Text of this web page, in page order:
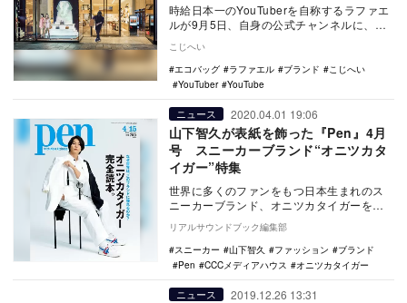
で!?」
時給日本一のYouTuberを自称するラファエ
ルが9月5日、自身の公式チャンネルに、
ら世界…
こじへい
エコバッグ
ラファエル ブランド
こじへい
YouTuber
YouTube
ニュース 2020.04.01 19:06
山下智久が表紙を飾った『Pen』4月
号 スニーカーブランド“オニツカタ
イガー”特集
世界に多くのファンをもつ日本生まれのス
ニーカーブランド、オニツカタイガーを特
集した雑誌『Pen』2020年4月15日号が、4
月1…
リアルサウンドブック編集部
スニーカー
山下智久 ファッション
ブランド
Pen
CCCメディアハウス オニツカタイガー
ニュース 2019.12.26 13:31